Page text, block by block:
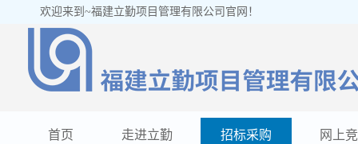
欢迎来到~福建立勤项目管理有限公司官网！
首页 走进立勤 招标采购 网上